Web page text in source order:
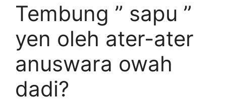
Tembung ” sapu ”
yen oleh ater-ater
anuswara owah
dadi?